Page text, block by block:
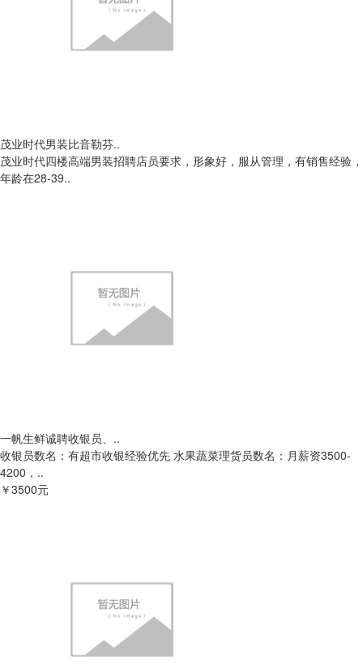
茂业时代男装比音勒芬..
茂业时代四楼高端男装招聘店员要求，形象好，服从管理，有销售经验，
年龄在28-39..
一帆生鲜诚聘收银员、..
收银员数名：有超市收银经验优先 水果蔬菜理货员数名：月薪资3500-
4200，..
￥3500元